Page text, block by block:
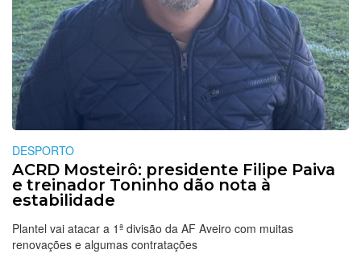
DESPORTO
ACRD Mosteirô: presidente Filipe Paiva
e treinador Toninho dão nota à
estabilidade
Plantel vai atacar a 1ª divisão da AF Aveiro com muitas
renovações e algumas contratações